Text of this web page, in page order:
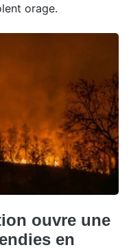
orage.
ouvre une
en